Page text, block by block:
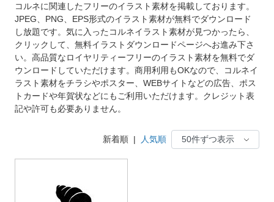
コルネに関連したフリーのイラスト素材を掲載しております。
JPEG、PNG、EPS形式のイラスト素材が無料でダウンロード
し放題です。気に入ったコルネイラスト素材が見つかったら、
クリックして、無料イラストダウンロードページへお進み下さ
い。高品質なロイヤリティーフリーのイラスト素材を無料でダ
ウンロードしていただけます。商用利用もOKなので、コルネイ
ラスト素材をチラシやポスター、WEBサイトなどの広告、ポス
トカードや年賀状などにもご利用いただけます。クレジット表
記や許可も必要ありません。
新着順 | 人気順